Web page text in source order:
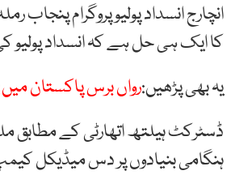
انچارج انسداد پولیو پروگرام
کا ایک ہی حل ہے کہ انسداد پولیو
یہ بھی پڑھیں:رواں برس پاکستان
ڈسٹرکٹ ہیلتھ اتھارٹی کے مطابق
ہنگامی بنیادوں پر دس میڈیکل